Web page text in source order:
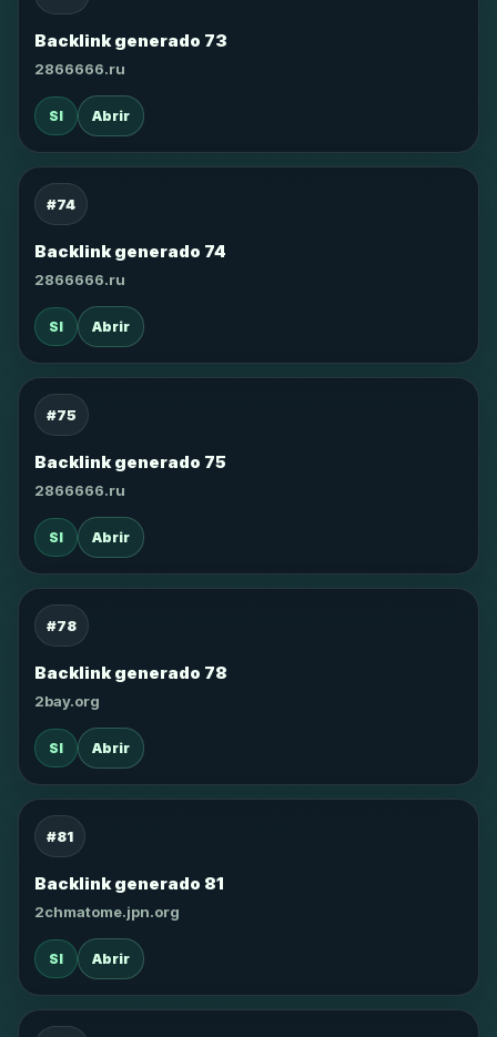
Backlink generado 73
2866666.ru
SI Abrir
#74
Backlink generado 74
2866666.ru
SI Abrir
#75
Backlink generado 75
2866666.ru
SI Abrir
#78
Backlink generado 78
2bay.org
SI Abrir
#81
Backlink generado 81
2chmatome.jpn.org
SI Abrir